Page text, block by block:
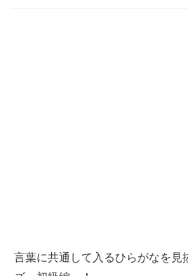
言葉に共通して入るひらがなを見